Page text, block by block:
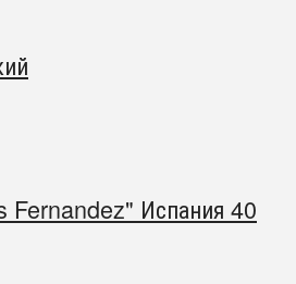
Fernandez" Испания 40